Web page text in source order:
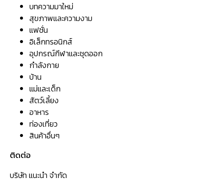
บทความมาใหม่
สุขภาพและความงาม
แฟชั่น
อิเล็กทรอนิกส์
อุปกรณ์กีฬาและชุดออก
กำลังกาย
บ้าน
แม่และเด็ก
สัตว์เลี้ยง
อาหาร
ท่องเที่ยว
สินค้าอื่นๆ
ติดต่อ
บริษัท แนะนำ จำกัด